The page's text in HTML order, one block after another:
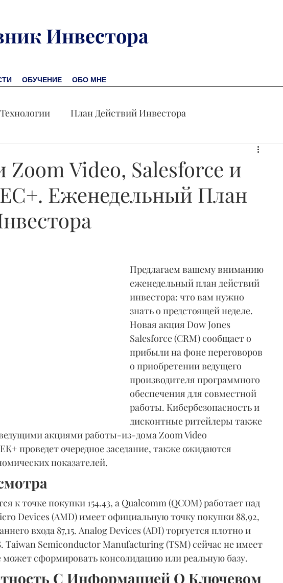
Инвестора
ОБУЧЕНИЕ ОБО МНЕ
Технологии План Действий Инвестора
Промышленность
Акция дня
Zoom Video, Salesforce и
Еженедельный План
Предлагаем вашему вниманию
еженедельный план действий
инвестора: что вам нужно
знать о предстоящей неделе.
Новая акция Dow Jones
Salesforce (CRM) сообщает о
прибыли на фоне переговоров
о приобретении ведущего
производителя программного
обеспечения для совместной
работы. Кибербезопасность и
дисконтные ритейлеры также
акциями работы-из-дома Zoom Video
проведет очередное заседание, также ожидаются
показателей.
к точке покупки 154.43, а Qualcomm (QCOM) работает над
Devices (AMD) имеет официальную точку покупки 88,92,
входа 87,15. Analog Devices (ADI) торгуется плотно и
Taiwan Semiconductor Manufacturing (TSM) сейчас не имеет
может сформировать консолидацию или реальную базу.
С Информацией О Ключевом